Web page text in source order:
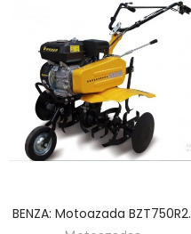
DESCUBRE
BENZA: Motoazada BZT750R2.